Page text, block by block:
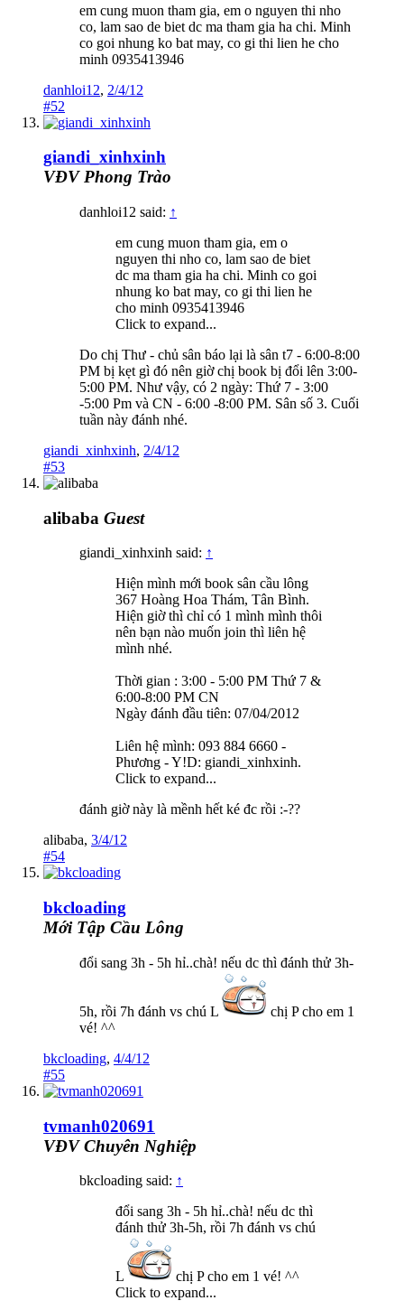
em cung muon tham gia, em o nguyen thi nho
co, lam sao de biet dc ma tham gia ha chi. Minh
co goi nhung ko bat may, co gi thi lien he cho
minh 0935413946
danhloi12, 2/4/12
#52
giandi_xinhxinh
VĐV Phong Trào
danhloi12 said: ↑
em cung muon tham gia, em o
nguyen thi nho co, lam sao de biet
dc ma tham gia ha chi. Minh co goi
nhung ko bat may, co gi thi lien he
cho minh 0935413946
Click to expand...
Do chị Thư - chủ sân báo lại là sân t7 - 6:00-8:00
PM bị kẹt gì đó nên giờ chị book bị đổi lên 3:00-
5:00 PM. Như vậy, có 2 ngày: Thứ 7 - 3:00
-5:00 Pm và CN - 6:00 -8:00 PM. Sân số 3. Cuối
tuần này đánh nhé.
giandi_xinhxinh, 2/4/12
#53
alibaba Guest
giandi_xinhxinh said: ↑
Hiện mình mới book sân cầu lông
367 Hoàng Hoa Thám, Tân Bình.
Hiện giờ thì chỉ có 1 mình mình thôi
nên bạn nào muốn join thì liên hệ
mình nhé.
Thời gian : 3:00 - 5:00 PM Thứ 7 &
6:00-8:00 PM CN
Ngày đánh đầu tiên: 07/04/2012
Liên hệ mình: 093 884 6660 -
Phương - Y!D: giandi_xinhxinh.
Click to expand...
đánh giờ này là mềnh hết ké đc rồi :-??
alibaba, 3/4/12
#54
bkcloading
Mới Tập Cầu Lông
đổi sang 3h - 5h hỉ..chà! nếu dc thì đánh thử 3h-
5h, rồi 7h đánh vs chú L
chị P cho em 1
vé! ^^
bkcloading, 4/4/12
#55
tvmanh020691
VĐV Chuyên Nghiệp
bkcloading said: ↑
đổi sang 3h - 5h hỉ..chà! nếu dc thì
đánh thử 3h-5h, rồi 7h đánh vs chú
L
chị P cho em 1 vé! ^^
Click to expand...